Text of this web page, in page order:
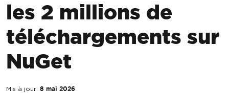
les 2 millions de
téléchargements sur
NuGet
Mis à jour: 8 mai 2026